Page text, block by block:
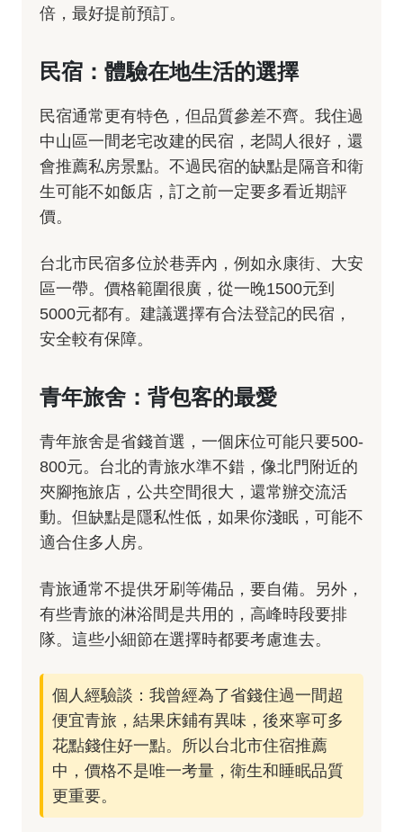
倍，最好提前預訂。
民宿：體驗在地生活的選擇
民宿通常更有特色，但品質參差不齊。我住過
中山區一間老宅改建的民宿，老闆人很好，還
會推薦私房景點。不過民宿的缺點是隔音和衛
生可能不如飯店，訂之前一定要多看近期評
價。
台北市民宿多位於巷弄內，例如永康街、大安
區一帶。價格範圍很廣，從一晚1500元到
5000元都有。建議選擇有合法登記的民宿，
安全較有保障。
青年旅舍：背包客的最愛
青年旅舍是省錢首選，一個床位可能只要500-
800元。台北的青旅水準不錯，像北門附近的
夾腳拖旅店，公共空間很大，還常辦交流活
動。但缺點是隱私性低，如果你淺眠，可能不
適合住多人房。
青旅通常不提供牙刷等備品，要自備。另外，
有些青旅的淋浴間是共用的，高峰時段要排
隊。這些小細節在選擇時都要考慮進去。
個人經驗談：我曾經為了省錢住過一間超
便宜青旅，結果床鋪有異味，後來寧可多
花點錢住好一點。所以台北市住宿推薦
中，價格不是唯一考量，衛生和睡眠品質
更重要。